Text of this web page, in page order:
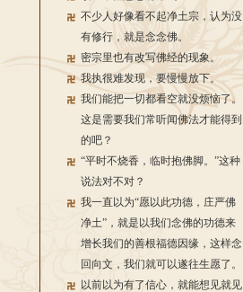
不少人好像看不起净土宗，认为没
有修行，就是念念佛。
密宗里也有改写佛经的现象。
我执很难发现，要慢慢放下。
我们能把一切都看空就没烦恼了。
这是需要我们常听闻佛法才能得到
的吧？
“平时不烧香，临时抱佛脚。”这种
说法对不对？
我一直以为“愿以此功德，庄严佛
净土”，就是以我们念佛的功德来
增长我们的善根福德因缘，这样念
回向文，我们就可以遂往生愿了。
以前以为有了信心，就能想见就见